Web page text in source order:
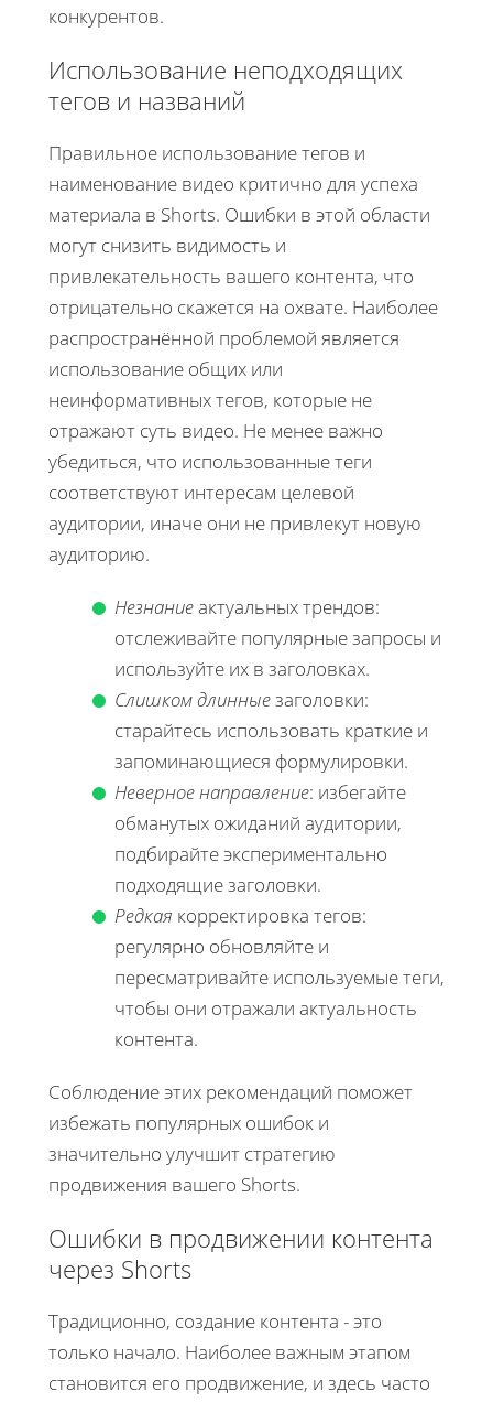
конкурентов.
Использование неподходящих
тегов и названий
Правильное использование тегов и
наименование видео критично для успеха
материала в Shorts. Ошибки в этой области
могут снизить видимость и
привлекательность вашего контента, что
отрицательно скажется на охвате. Наиболее
распространённой проблемой является
использование общих или
неинформативных тегов, которые не
отражают суть видео. Не менее важно
убедиться, что использованные теги
соответствуют интересам целевой
аудитории, иначе они не привлекут новую
аудиторию.
Незнаниеактуальных трендов:
отслеживайте популярные запросы и
используйте их в заголовках.
Слишком длинныезаголовки:
старайтесь использовать краткие и
запоминающиеся формулировки.
Неверное направление: избегайте
обманутых ожиданий аудитории,
подбирайте экспериментально
подходящие заголовки.
Редкая корректировка тегов:
регулярно обновляйте и
пересматривайте используемые теги,
чтобы они отражали актуальность
контента.
Соблюдение этих рекомендаций поможет
избежать популярных ошибок и
значительно улучшит стратегию
продвижения вашего Shorts.
Ошибки в продвижении контента
через Shorts
Традиционно, создание контента - это
только начало. Наиболее важным этапом
становится его продвижение, и здесь часто